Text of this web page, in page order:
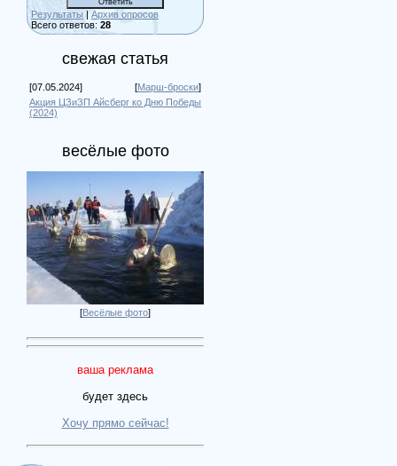
Результаты | Архив опросов
Всего ответов: 28
свежая статья
[07.05.2024] [Марш-броски]
Акция ЦЗиЗП Айсберг ко Дню Победы
(2024)
весёлые фото
[Весёлые фото]
ваша реклама
будет здесь
Хочу прямо сейчас!